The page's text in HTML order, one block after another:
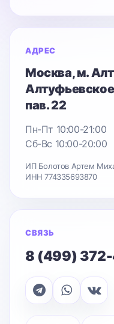
АДРЕС
Москва, м.
пав. 22
Пн-Пт 10:00-21:00
Сб-Вс 10:00-20:00
ИП Болотов Артем
ИНН 774335693870
СВЯЗЬ
8 (499)